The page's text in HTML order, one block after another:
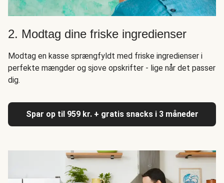
2. Modtag dine friske ingredienser
Modtag en kasse sprængfyldt med friske ingredienser i
perfekte mængder og sjove opskrifter - lige når det passer
dig.
Spar op til 959 kr. + gratis snacks i 3 måneder